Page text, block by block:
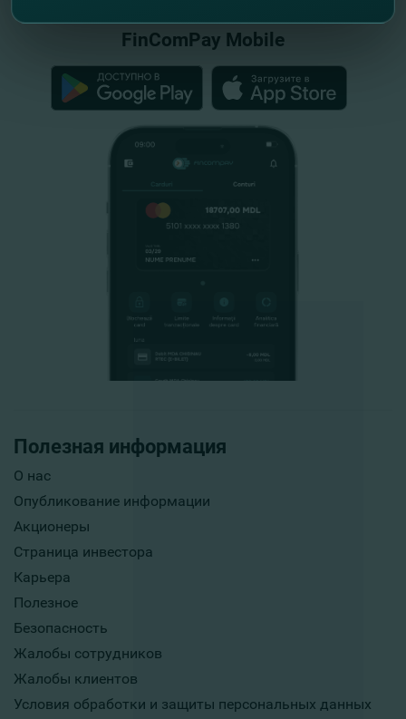
Полезная информация
О нас
Опубликование информации
Акционеры
Страница инвестора
Карьера
Полезное
Безопасность
Жалобы сотрудников
Жалобы клиентов
Условия обработки и защиты персональных данных
FinComPay Mobile